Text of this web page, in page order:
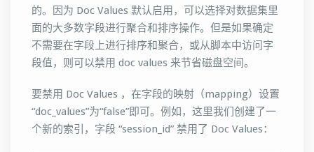
的。因为 Doc Values 默认启用，可以选择对数据集里
面的大多数字段进行聚合和排序操作。但是如果确定
不需要在字段上进行排序和聚合，或从脚本中访问字
段值，则可以禁用 doc values 来节省磁盘空间。
要禁用 Doc Values ，在字段的映射（mapping）设置
“doc_values”为“false”即可。例如，这里我们创建了一
个新的索引，字段 “session_id” 禁用了 Doc Values：